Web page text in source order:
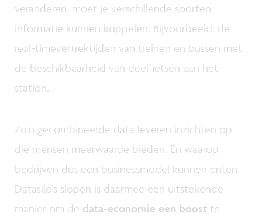
veranderen, moet je verschillende soorten
informatie kunnen koppelen. Bijvoorbeeld: de
real-timevertrektijden van treinen en bussen met
de beschikbaarheid van deelfietsen aan het
station.
Zo’n gecombineerde data leveren inzichten op
die mensen meerwaarde bieden. En waarop
bedrijven dus een businessmodel kunnen enten.
Datasilo’s slopen is daarmee een uitstekende
manier om de data-economie een boost te